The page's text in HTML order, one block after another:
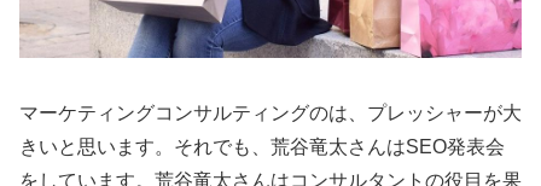
マーケティングコンサルティングのは、プレッシャーが大
きいと思います。それでも、荒谷竜太さんはSEO発表会
をしています。荒谷竜太さんはコンサルタントの役目を果